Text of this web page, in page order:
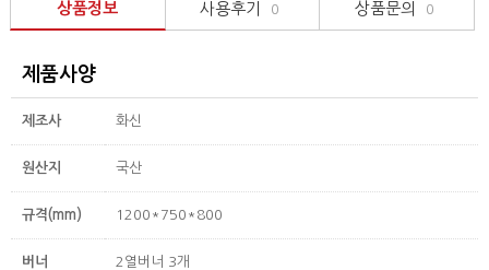
상품정보 사용후기 0 상품문의 0
제품사양
제조사 화신
원산지 국산
규격(mm) 1200*750*800
버너 2열버너 3개